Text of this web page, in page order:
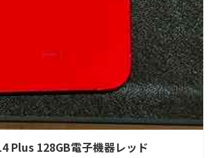
Plus 128GB電子機器レッド